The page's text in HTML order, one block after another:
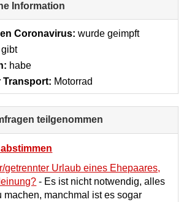
Information
to
collapse
Coronavirus: wurde geimpft
gibt
habe
Transport: Motorrad
teilgenommen
to
getrennter Urlaub eines Ehepaares,
- Es ist nicht notwendig, alles
machen, manchmal ist es sogar